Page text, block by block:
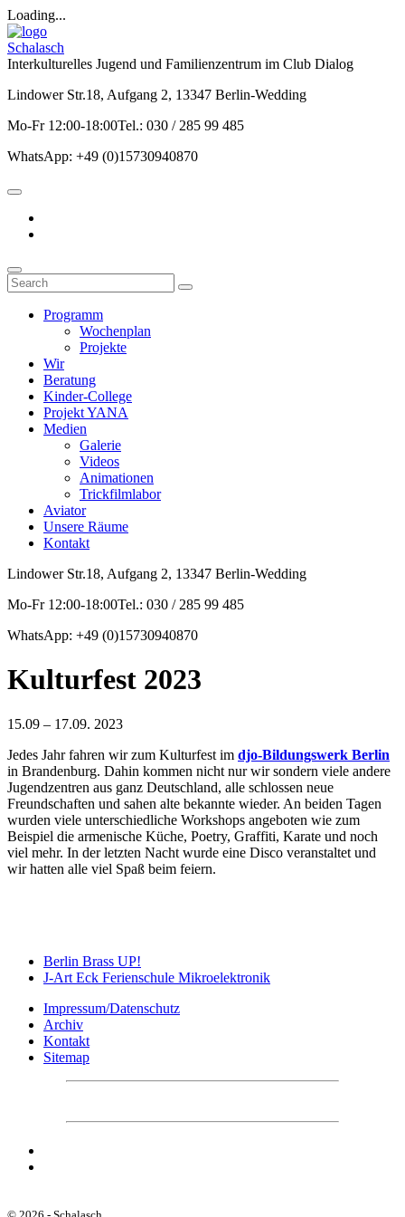
Loading...
Schalasch
Interkulturelles Jugend und Familienzentrum im Club Dialog
Lindower Str.18, Aufgang 2, 13347 Berlin-Wedding
Mo-Fr 12:00-18:00Tel.: 030 / 285 99 485
WhatsApp: +49 (0)15730940870
Programm
Wochenplan
Projekte
Wir
Beratung
Kinder-College
Projekt YANA
Medien
Galerie
Videos
Animationen
Trickfilmlabor
Aviator
Unsere Räume
Kontakt
Lindower Str.18, Aufgang 2, 13347 Berlin-Wedding
Mo-Fr 12:00-18:00Tel.: 030 / 285 99 485
WhatsApp: +49 (0)15730940870
Kulturfest 2023
15.09 – 17.09. 2023
Jedes Jahr fahren wir zum Kulturfest im djo-Bildungswerk Berlin
in Brandenburg. Dahin kommen nicht nur wir sondern viele andere
Jugendzentren aus ganz Deutschland, alle schlossen neue
Freundschaften und sahen alte bekannte wieder. An beiden Tagen
wurden viele unterschiedliche Workshops angeboten wie zum
Beispiel die armenische Küche, Poetry, Graffiti, Karate und noch
viel mehr. In der letzten Nacht wurde eine Disco veranstaltet und
wir hatten alle viel Spaß beim feiern.
Berlin Brass UP!
J-Art Eck Ferienschule Mikroelektronik
Impressum/Datenschutz
Archiv
Kontakt
Sitemap